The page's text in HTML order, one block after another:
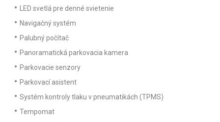
LED svetlá pre denné svietenie
Navigačný systém
Palubný počítač
Panoramatická parkovacia kamera
Parkovacie senzory
Parkovací asistent
Systém kontroly tlaku v pneumatikách (TPMS)
Tempomat